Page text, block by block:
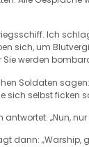
Ich
sich, um
Sie werden
Soldaten sagen:
sich selbst ficken
„Nun, nur
dann: „Warship,